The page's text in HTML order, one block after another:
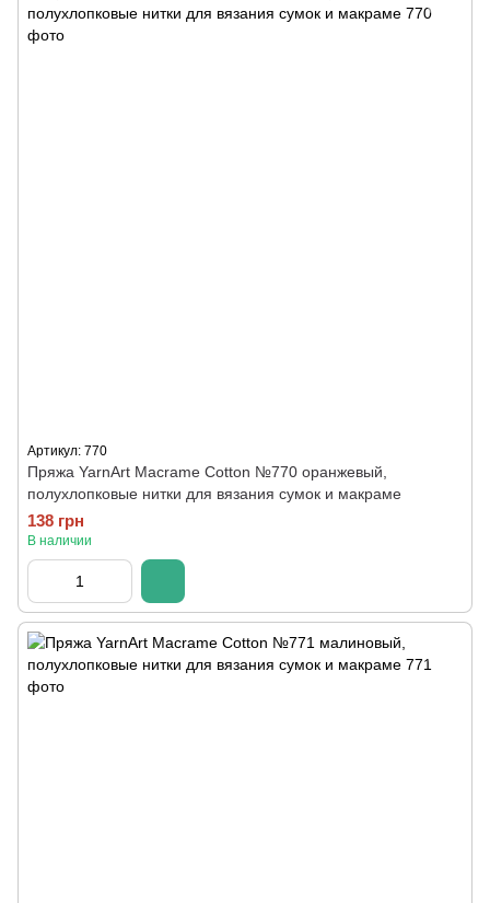
Артикул: 770
Пряжа YarnArt Macrame Cotton №770 оранжевый,
полухлопковые нитки для вязания сумок и макраме
138 грн
В наличии